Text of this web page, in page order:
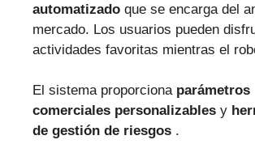
automatizado que se encarga del
mercado. Los usuarios pueden
actividades favoritas mientras el
El sistema proporciona parámetros
comerciales personalizables y
de gestión de riesgos .